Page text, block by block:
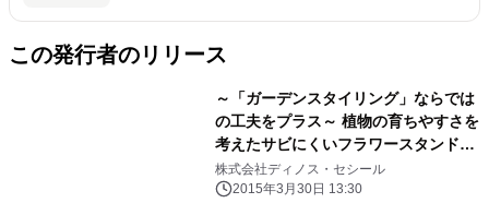
この発行者のリリース
～「ガーデンスタイリング」ならでは
の工夫をプラス～ 植物の育ちやすさを
考えたサビにくいフラワースタンドな
どを新発売 『ガーデンスタイリング』
VOL.30 2015-2016発行
株式会社ディノス・セシール
2015年3月30日 13:30